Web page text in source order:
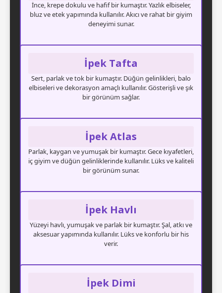
İnce, krepe dokulu ve hafif bir kumaştır. Yazlık elbiseler,
bluz ve etek yapımında kullanılır. Akıcı ve rahat bir giyim
deneyimi sunar.
İpek Tafta
Sert, parlak ve tok bir kumaştır. Düğün gelinlikleri, balo
elbiseleri ve dekorasyon amaçlı kullanılır. Gösterişli ve şık
bir görünüm sağlar.
İpek Atlas
Parlak, kaygan ve yumuşak bir kumaştır. Gece kıyafetleri,
iç giyim ve düğün gelinliklerinde kullanılır. Lüks ve kaliteli
bir görünüm sunar.
İpek Havlı
Yüzeyi havlı, yumuşak ve parlak bir kumaştır. Şal, atkı ve
aksesuar yapımında kullanılır. Lüks ve konforlu bir his
verir.
İpek Dimi